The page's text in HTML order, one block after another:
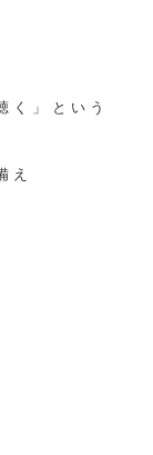
く」という
え